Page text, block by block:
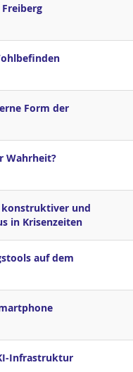
Form der
Wahrheit?
konstruktiver und
in Krisenzeiten
auf dem
Infrastruktur